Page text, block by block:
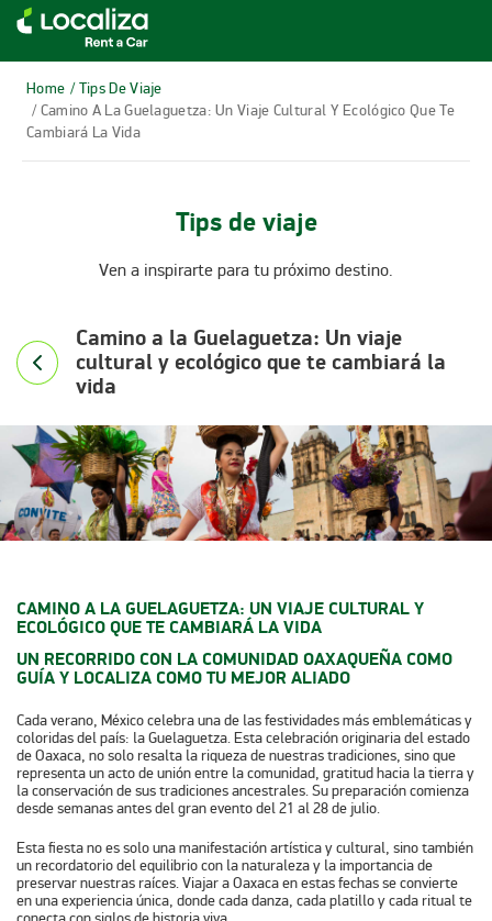
RENTA DE AUTOS LOCALIZA
Home / Tips De Viaje
/ Camino A La Guelaguetza: Un Viaje Cultural Y Ecológico Que Te
Cambiará La Vida
Tips de viaje
Ven a inspirarte para tu próximo destino.
Camino a la Guelaguetza: Un viaje
cultural y ecológico que te cambiará la
vida
CAMINO A LA GUELAGUETZA: UN VIAJE CULTURAL Y
ECOLÓGICO QUE TE CAMBIARÁ LA VIDA
UN RECORRIDO CON LA COMUNIDAD OAXAQUEÑA COMO
GUÍA Y LOCALIZA COMO TU MEJOR ALIADO
Cada verano, México celebra una de las festividades más emblemáticas y
coloridas del país: la Guelaguetza. Esta celebración originaria del estado
de Oaxaca, no solo resalta la riqueza de nuestras tradiciones, sino que
representa un acto de unión entre la comunidad, gratitud hacia la tierra y
la conservación de sus tradiciones ancestrales. Su preparación comienza
desde semanas antes del gran evento del21 al 28 de julio.
Esta fiesta no es solo una manifestación artística y cultural, sino también
un recordatorio del equilibrio con la naturaleza y la importancia de
preservar nuestras raíces. Viajar a Oaxaca en estas fechas se convierte
en una experiencia única, donde cada danza, cada platillo y cada ritual te